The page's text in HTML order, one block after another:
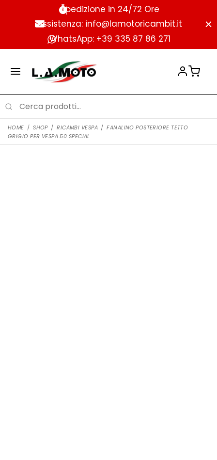
Spedizione in 24/72 Ore
Assistenza: info@lamotoricambit.it
WhatsApp: +39 335 87 86 271
HOME / SHOP / RICAMBI VESPA / FANALINO POSTERIORE TETTO
GRIGIO PER VESPA 50 SPECIAL